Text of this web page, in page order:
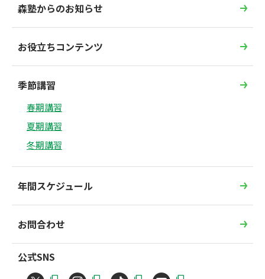
森塾からのお知らせ
お役立ちコンテンツ
季節講習
春期講習
夏期講習
冬期講習
年間スケジュール
お問合わせ
公式SNS